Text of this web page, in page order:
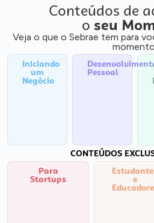
Conteúdos de
o seu
Veja o que o Sebrae tem para
Iniciando
um
Negócio
Pessoal
CONTEÚDOS
Para
Startups e